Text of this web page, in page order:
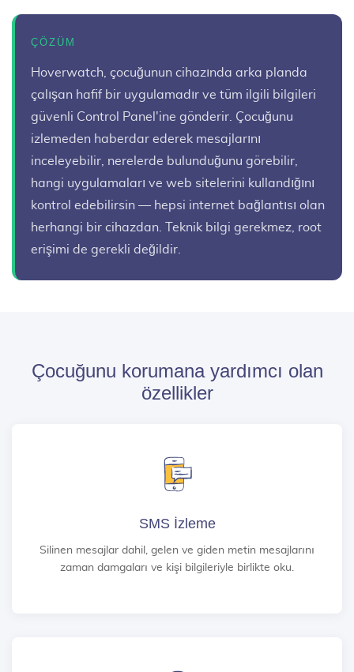
ÇÖZÜM
Hoverwatch, çocuğunun cihazında arka planda
çalışan hafif bir uygulamadır ve tüm ilgili bilgileri
güvenli Control Panel'ine gönderir. Çocuğunu
izlemeden haberdar ederek mesajlarını
inceleyebilir, nerelerde bulunduğunu görebilir,
hangi uygulamaları ve web sitelerini kullandığını
kontrol edebilirsin — hepsi internet bağlantısı olan
herhangi bir cihazdan. Teknik bilgi gerekmez, root
erişimi de gerekli değildir.
Çocuğunu korumana yardımcı olan
özellikler
SMS İzleme
Silinen mesajlar dahil, gelen ve giden metin mesajlarını
zaman damgaları ve kişi bilgileriyle birlikte oku.